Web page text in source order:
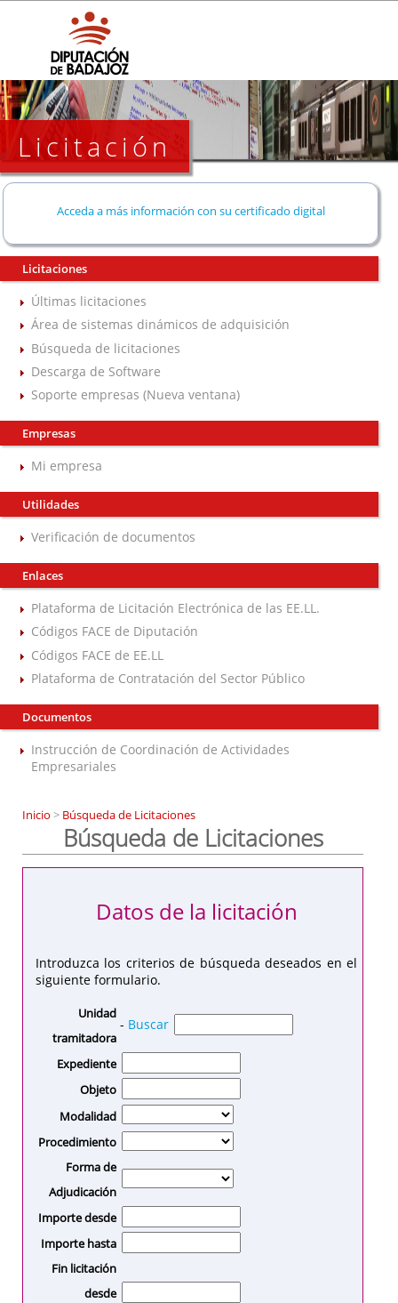
Licitación
Acceda a más información con su certificado digital
Licitaciones
Últimas licitaciones
Área de sistemas dinámicos de adquisición
Búsqueda de licitaciones
Descarga de Software
Soporte empresas (Nueva ventana)
Empresas
Mi empresa
Utilidades
Verificación de documentos
Enlaces
Plataforma de Licitación Electrónica de las EE.LL.
Códigos FACE de Diputación
Códigos FACE de EE.LL
Plataforma de Contratación del Sector Público
Documentos
Instrucción de Coordinación de Actividades
Empresariales
Inicio > Búsqueda de Licitaciones
Búsqueda de Licitaciones
Introduzca los criterios de búsqueda deseados en el
siguiente formulario.
Datos de la licitación
Unidad
tramitadora
- Buscar
Expediente
Objeto
Modalidad
Procedimiento
Forma de
Adjudicación
Importe desde
Importe hasta
Fin licitación
desde